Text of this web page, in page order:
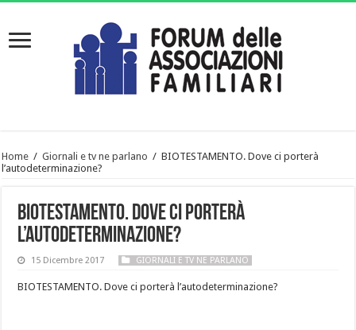
Home / Giornali e tv ne parlano / BIOTESTAMENTO. Dove ci porterà
l’autodeterminazione?
BIOTESTAMENTO. Dove ci porterà
l’autodeterminazione?
15 Dicembre 2017 GIORNALI E TV NE PARLANO
BIOTESTAMENTO. Dove ci porterà l’autodeterminazione?